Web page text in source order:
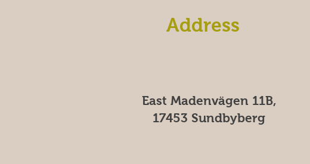
Address
East Madenvägen 11B,
17453 Sundbyberg